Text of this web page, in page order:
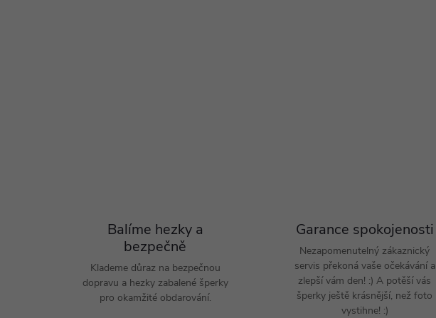
Balíme hezky a
bezpečně
Klademe důraz na bezpečnou
dopravu a hezky zabalené šperky
pro okamžité obdarování.
Garance spokojenosti
Nezapomenutelný zákaznický
servis překoná vaše očekávání a
zlepší vám den! :) A potěší vás
šperky ještě krásnější, než foto
vystihne! :)